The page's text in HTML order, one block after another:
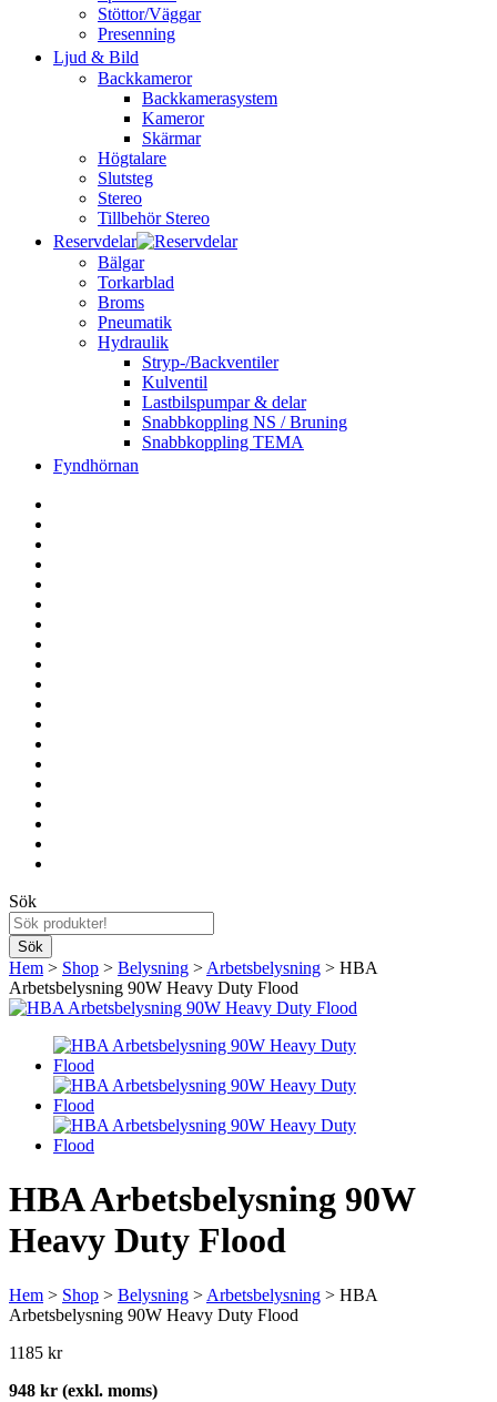
Stöttor/Väggar
Presenning
Ljud & Bild
Backkameror
Backkamerasystem
Kameror
Skärmar
Högtalare
Slutsteg
Stereo
Tillbehör Stereo
Reservdelar
Bälgar
Torkarblad
Broms
Pneumatik
Hydraulik
Stryp-/Backventiler
Kulventil
Lastbilspumpar & delar
Snabbkoppling NS / Bruning
Snabbkoppling TEMA
Fyndhörnan
Sök
Hem > Shop > Belysning > Arbetsbelysning > HBA
Arbetsbelysning 90W Heavy Duty Flood
HBA Arbetsbelysning 90W
Heavy Duty Flood
Hem > Shop > Belysning > Arbetsbelysning > HBA
Arbetsbelysning 90W Heavy Duty Flood
1185 kr
948 kr (exkl. moms)